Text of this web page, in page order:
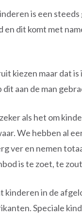
is een
en dit komt met
kiezen maar dat
dit aan de man
als het om
We hebben al
ver en nemen
is te zoet, te
kinderen in de
Speciale